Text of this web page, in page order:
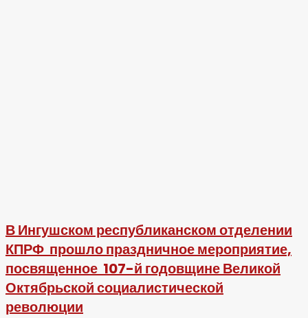
В Ингушском республиканском отделении
КПРФ прошло праздничное мероприятие,
посвященное 107-й годовщине Великой
Октябрьской социалистической
революции